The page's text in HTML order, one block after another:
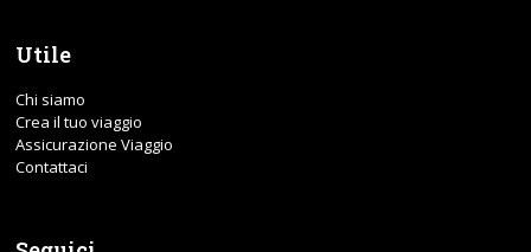
Utile
Chi siamo
Crea il tuo viaggio
Assicurazione Viaggio
Contattaci